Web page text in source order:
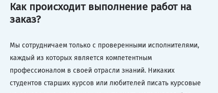
Как происходит выполнение работ на
заказ?
Мы сотрудничаем только с проверенными исполнителями,
каждый из которых является компетентным
профессионалом в своей отрасли знаний. Никаких
студентов старших курсов или любителей писать курсовые